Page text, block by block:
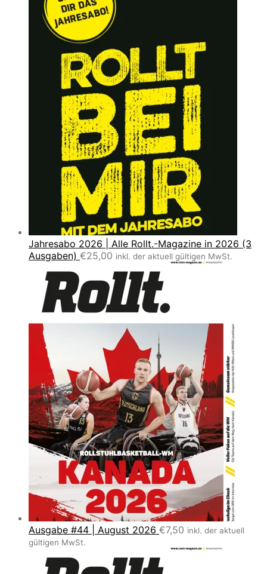
Jahresabo 2026 | Alle Rollt.-Magazine in 2026 (3
Ausgaben) €25,00 inkl. der aktuell gültigen MwSt.
Ausgabe #44 | August 2026 €7,50 inkl. der aktuell
gültigen MwSt.